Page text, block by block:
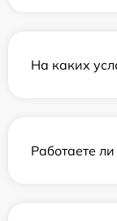
На каких
Работаете